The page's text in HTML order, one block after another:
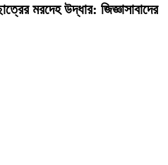
মরদেহ উদ্ধার: জিজ্ঞাসাবাদের